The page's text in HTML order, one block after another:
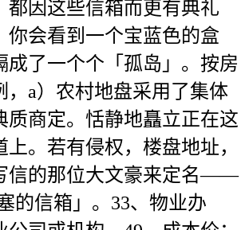
都因这些信箱而更有典礼
你会看到一个宝蓝色的盒
成了一个个「孤岛」。按房
，a）农村地盘采用了集体
质商定。恬静地矗立正在这
。若有侵权，楼盘地址，
信的那位大文豪来定名——
的信箱」。33、物业办